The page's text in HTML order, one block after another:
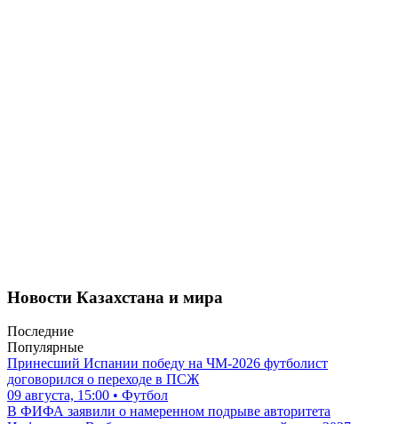
Новости Казахстана и мира
Последние
Популярные
Принесший Испании победу на ЧМ-2026 футболист
договорился о переходе в ПСЖ
09 августа, 15:00 • Футбол
В ФИФА заявили о намеренном подрыве авторитета